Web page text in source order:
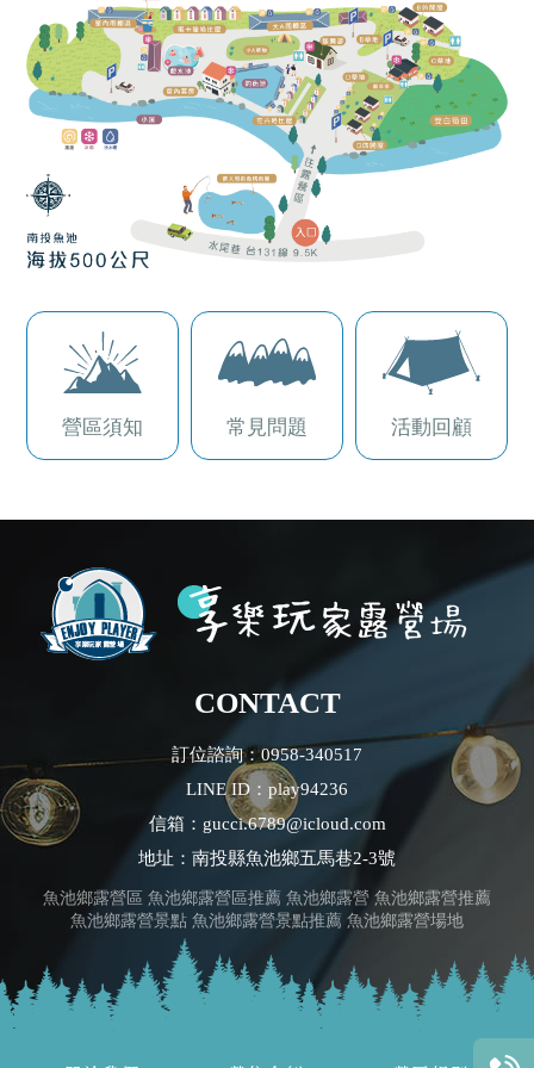
營區須知 常見問題 活動回顧
CONTACT
訂位諮詢：0958-340517
LINE ID：play94236
信箱：gucci.6789@icloud.com
地址：南投縣魚池鄉五馬巷2-3號
魚池鄉露營區 魚池鄉露營區推薦 魚池鄉露營 魚池鄉露營推薦
魚池鄉露營景點 魚池鄉露營景點推薦 魚池鄉露營場地